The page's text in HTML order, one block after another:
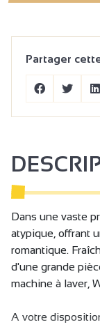
Partager
Dans une vaste
atypique, offrant
romantique.
d'une grande
machine à laver,
A votre